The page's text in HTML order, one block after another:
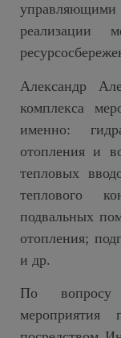
управляющими
реализации
Александр
комплекса
именно:
отопления и
тепловых
теплового
подвальных
отопления;
и др.
По вопросу
мероприятия